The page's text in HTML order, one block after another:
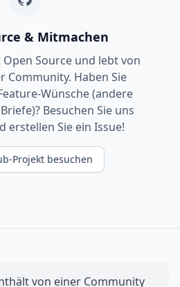
& Mitmachen
Source und lebt von
Community. Haben Sie
Wünsche (andere
Besuchen Sie uns
erstellen Sie ein Issue!
Projekt besuchen
von einer Community